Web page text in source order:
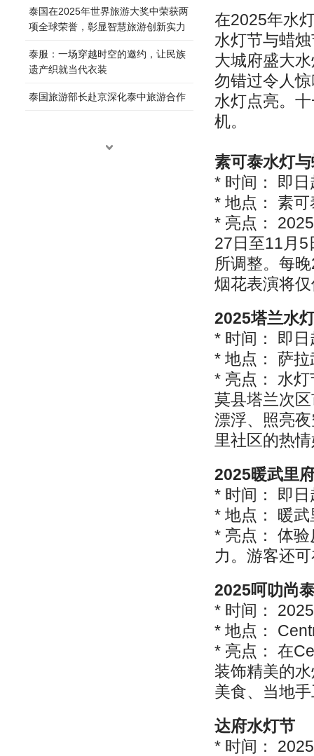
泰国在2025年世界旅游大奖中荣获两
项全球荣誉，彰显智慧旅游创新实力
泰服：一场穿越时空的邀约，让民族
遗产织就当代衣装
泰国旅游部长赴京深化泰中旅游合作
在2025年水
水灯节与蜡
大城府盛大
勿错过令人
水灯点亮。
机。
素可泰水灯
* 时间： 即
* 地点： 素
* 亮点：
27日至11月5
所调整。每
烟花表演将
2025塔兰水
* 时间： 即
* 地点： 萨
* 亮点： 水
莫县塔兰次
漂浮、照亮
里社区的热
2025暖武里
* 时间： 即
* 地点： 暖
* 亮点： 体
力。游客还
2025呵叻尚
* 时间：
* 地点：
* 亮点： 在
装饰精美的
美食、当地
达府水灯节
* 时间：